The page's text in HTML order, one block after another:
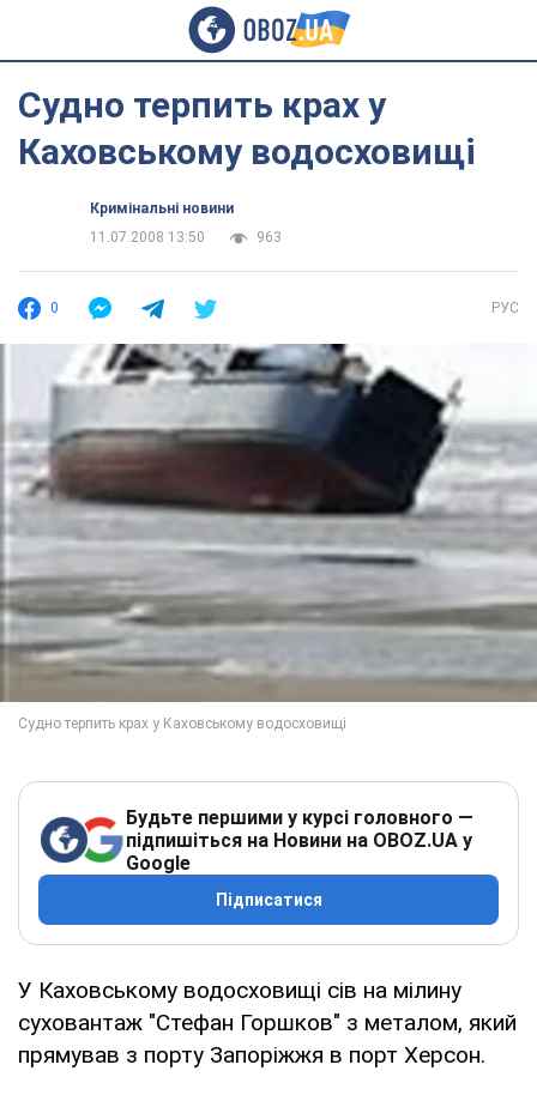
Судно терпить крах у
Каховському водосховищі
Кримінальні новини
11.07.2008 13:50
963
0 РУС
Будьте першими у курсі головного —
підпишіться на Новини на OBOZ.UA у
Google
Підписатися
У Каховському водосховищі сів на мілину
суховантаж "Стефан Горшков" з металом, який
прямував з порту Запоріжжя в порт Херсон.